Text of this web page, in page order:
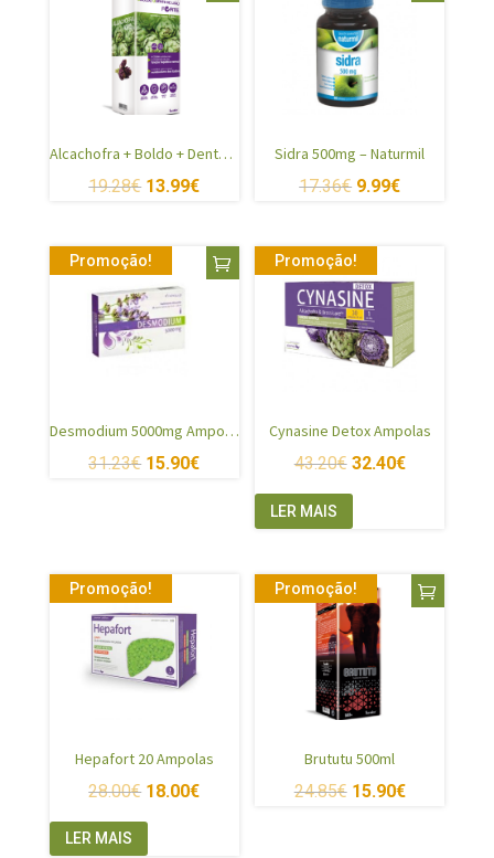
Alcachofra + Boldo + Dente Leão 500ml
19.28€ 13.99€
Sidra 500mg – Naturmil
17.36€ 9.99€
Promoção!
Desmodium 5000mg Ampolas
31.23€ 15.90€
Promoção!
Cynasine Detox Ampolas
43.20€ 32.40€
LER MAIS
Promoção!
Hepafort 20 Ampolas
28.00€ 18.00€
LER MAIS
Promoção!
Brututu 500ml
24.85€ 15.90€